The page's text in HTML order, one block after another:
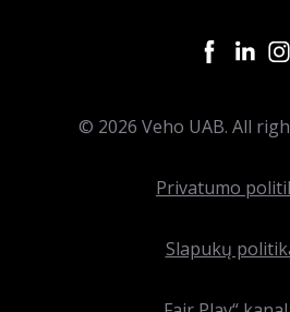
© 2026 Veho UAB. All
Privatumo
Slapukų